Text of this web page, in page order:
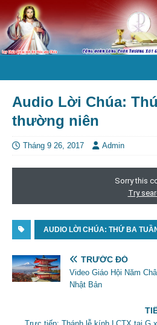
Audio Lời Chúa:
thường niên
Tháng 9 26, 2017 Admin
AUDIO LỜI CHÚA: THỨ BA
TRƯỚC ĐÓ
Video Giáo Hội Năm
Nhật Bản